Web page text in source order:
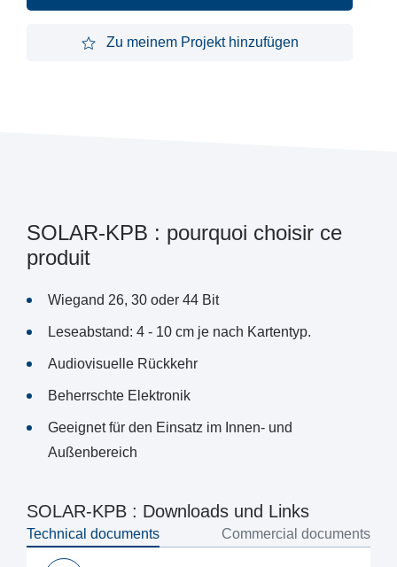
Zu meinem Projekt hinzufügen
SOLAR-KPB : pourquoi choisir ce
produit
Wiegand 26, 30 oder 44 Bit
Leseabstand: 4 - 10 cm je nach Kartentyp.
Audiovisuelle Rückkehr
Beherrschte Elektronik
Geeignet für den Einsatz im Innen- und
Außenbereich
SOLAR-KPB : Downloads und Links
Technical documents Commercial documents